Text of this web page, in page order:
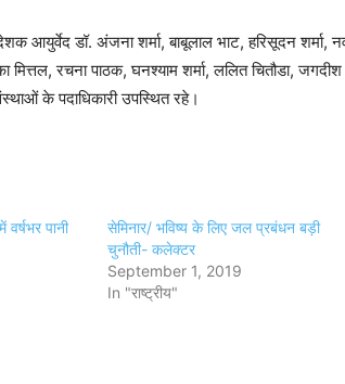
आयुर्वेद डॉ. अंजना शर्मा, बाबूलाल भाट, हरिसूदन
मित्तल, रचना पाठक, घनश्याम शर्मा, ललित चितौडा,
के पदाधिकारी उपस्थित रहे।
वर्षभर पानी
सेमिनार/ भविष्य के लिए जल प्रबंधन बड़ी
चुनौती- कलेक्टर
September 1, 2019
In "राष्ट्रीय"